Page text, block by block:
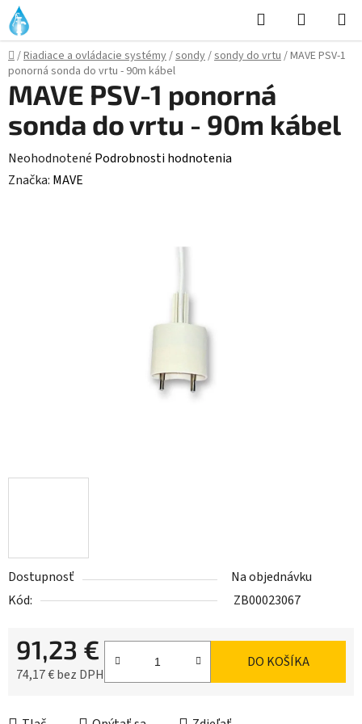
Prejsť
na
obsah
Hľadať
KOŠÍK
Domov
/Riadiace a ovládacie systémy/sondy/sondy do vrtu/MAVE PSV-1
ponorná sonda do vrtu - 90m kábel
Dostupnosť
Na objednávku
Kód:
ZB00023067
91,23 €
74,17 € bez DPH
DO KOŠÍKA
MAVE PSV-1 ponorná
sonda do vrtu - 90m kábel
Priemerné
hodnotenie
Neohodnotené Podrobnosti hodnotenia
Značka: MAVE